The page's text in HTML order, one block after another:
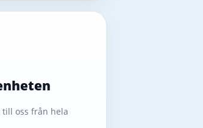
till oss från hela